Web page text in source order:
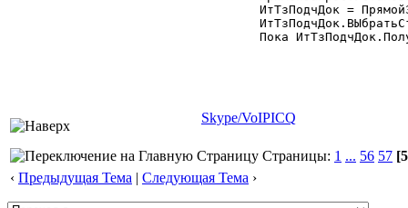
Skype/VoIPICQ
Страницы: 1 ... 56 57
‹ Предыдущая Тема | Следующая Тема ›